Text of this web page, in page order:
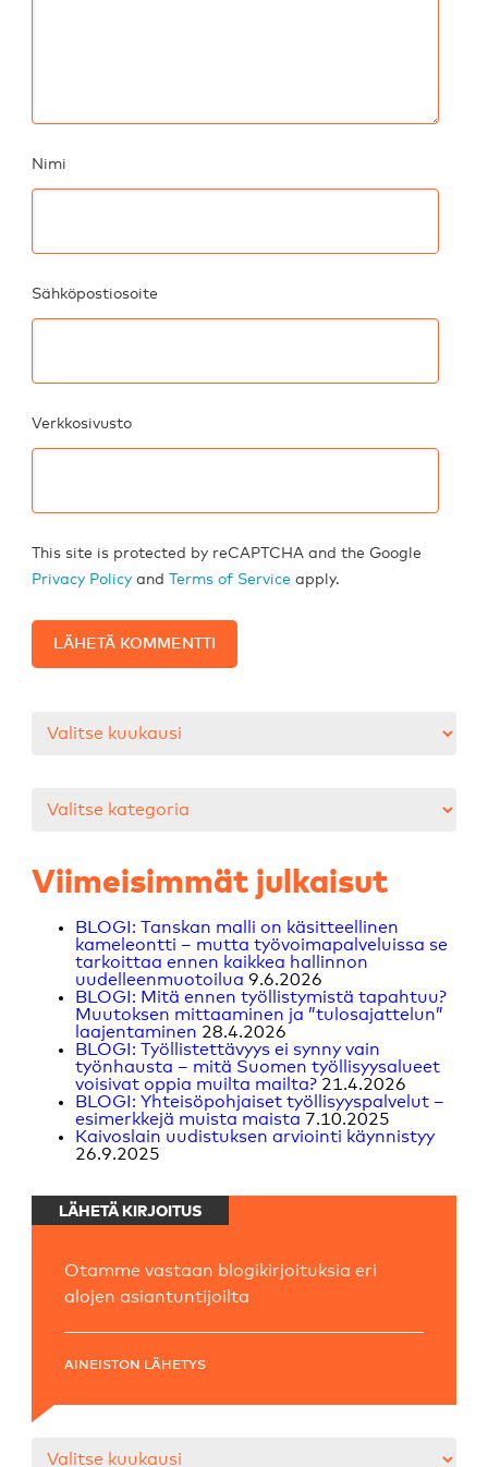
Nimi
Sähköpostiosoite
Verkkosivusto
This site is protected by reCAPTCHA and the Google
Privacy Policy andTerms of Service apply.
Viimeisimmät julkaisut
BLOGI: Tanskan malli on käsitteellinen
kameleontti – mutta työvoimapalveluissa se
tarkoittaa ennen kaikkea hallinnon
uudelleenmuotoilua 9.6.2026
BLOGI: Mitä ennen työllistymistä tapahtuu?
Muutoksen mittaaminen ja ”tulosajattelun”
laajentaminen 28.4.2026
BLOGI: Työllistettävyys ei synny vain
työnhausta – mitä Suomen työllisyysalueet
voisivat oppia muilta mailta? 21.4.2026
BLOGI: Yhteisöpohjaiset työllisyyspalvelut –
esimerkkejä muista maista 7.10.2025
Kaivoslain uudistuksen arviointi käynnistyy
26.9.2025
LÄHETÄ KIRJOITUS
Otamme vastaan blogikirjoituksia eri
alojen asiantuntijoilta
AINEISTON LÄHETYS